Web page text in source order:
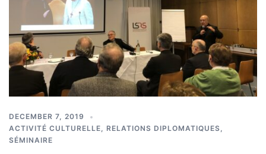
DECEMBER 7, 2019
ACTIVITÉ CULTURELLE, RELATIONS DIPLOMATIQUES,
SÉMINAIRE